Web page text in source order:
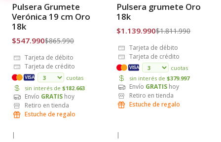
Envío Gratis
Pulsera Grumete
Verónica 19 cm Oro
18k
$547.990$865.990
Tarjeta de débito
Tarjeta de crédito
VISA
cuotas
sin interés de $182.663
Envío GRATIS hoy
Retiro en tienda
Estuche de regalo
Envío Gratis
Pulsera grumete Oro
18k
$1.139.990$1.811.990
Tarjeta de débito
Tarjeta de crédito
VISA
cuotas
sin interés de $379.997
Envío GRATIS hoy
Retiro en tienda
Estuche de regalo
| |